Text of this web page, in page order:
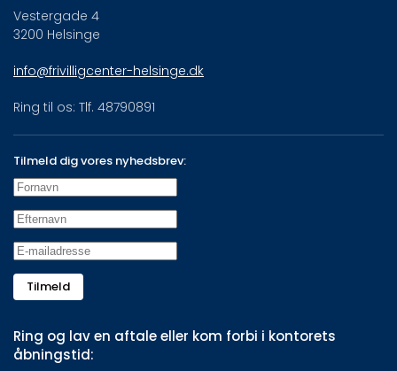
Vestergade 4
3200 Helsinge
info@frivilligcenter-helsinge.dk
Ring til os: Tlf. 48790891
Tilmeld dig vores nyhedsbrev:
Tilmeld
Ring og lav en aftale eller kom forbi i kontorets
åbningstid: